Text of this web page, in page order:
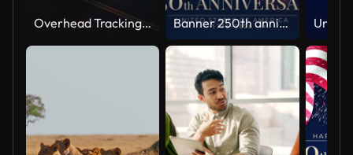
Overhead Tracking Drone Shot of a Police Car Driving on a City Street with Lights On at Night Banner 250th anniversary of the USA. 250 years of independence. 4th of july 2026 usa independence day, video greeting card. US flag fireworks on blue sky background. Fourth of july. 4k seamless loop